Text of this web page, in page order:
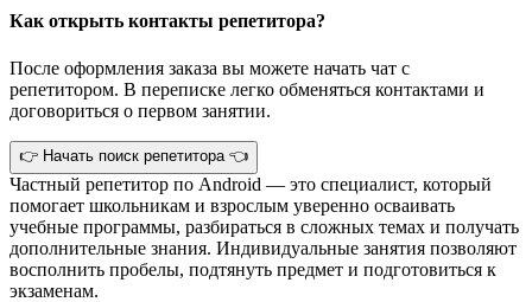
Как открыть контакты репетитора?
После оформления заказа вы можете начать чат с
репетитором. В переписке легко обменяться контактами и
договориться о первом занятии.
👉 Начать поиск репетитора 👈
Частный репетитор по Android — это специалист, который
помогает школьникам и взрослым уверенно осваивать
учебные программы, разбираться в сложных темах и получать
дополнительные знания. Индивидуальные занятия позволяют
восполнить пробелы, подтянуть предмет и подготовиться к
экзаменам.